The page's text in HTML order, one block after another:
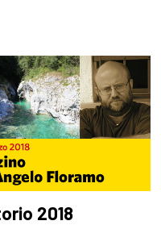
2018